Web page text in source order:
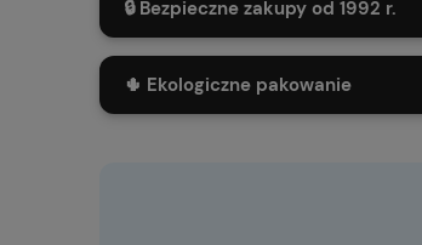
🔒 Bezpieczne zakupy od 1992 r.
🌵 Ekologiczne pakowanie